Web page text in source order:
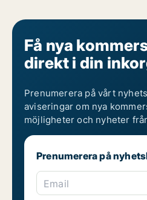
Få nya
direkt i din
Prenumerera på vårt
aviseringar om nya
möjligheter och nyheter
Prenumerera på
Email